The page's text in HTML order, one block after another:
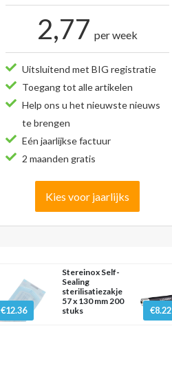
2,77 per week
Uitsluitend met BIG registratie
Toegang tot alle artikelen
Help ons u het nieuwste nieuws
te brengen
Eén jaarlijkse factuur
2 maanden gratis
Kies voor jaarlijks
€12.36
Stereinox Self-
Sealing
sterilisatiezakje
57 x 130 mm 200
stuks
€8.22